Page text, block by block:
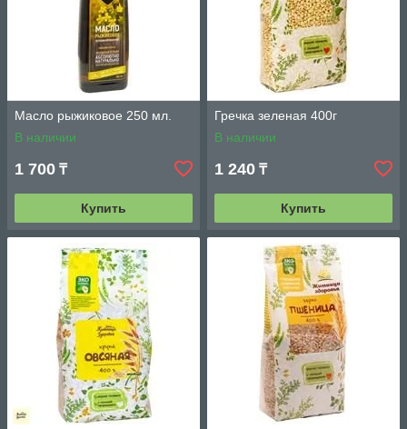
Масло рыжиковое 250 мл.
В наличии
1 700 ₸
Купить
Гречка зеленая 400г
В наличии
1 240 ₸
Купить